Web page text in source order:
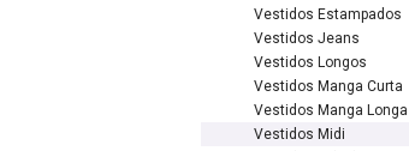
Vestidos Estampados
Vestidos Jeans
Vestidos Longos
Vestidos Manga Curta
Vestidos Manga Longa
Vestidos Midi